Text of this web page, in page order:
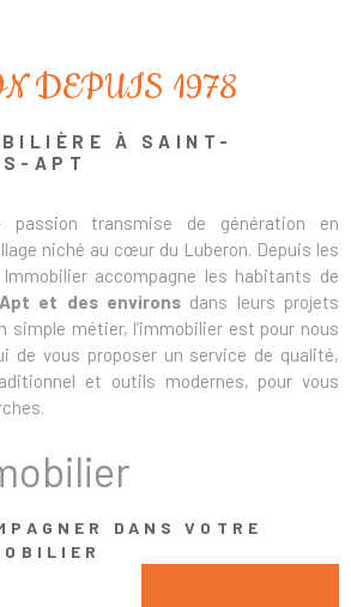
DEPUIS 1978
À SAINT-
APT
passion transmise de génération en
niché au cœur du Luberon. Depuis les
Immobilier accompagne les habitants de
et des environs dans leurs projets
simple métier, l’immobilier est pour nous
de vous proposer un service de qualité,
et outils modernes, pour vous
réussie repose sur plusieurs éléments
précise du bien, une communication
DANS VOTRE